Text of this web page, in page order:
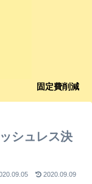
固定費削減
シュレス決
2020.09.09